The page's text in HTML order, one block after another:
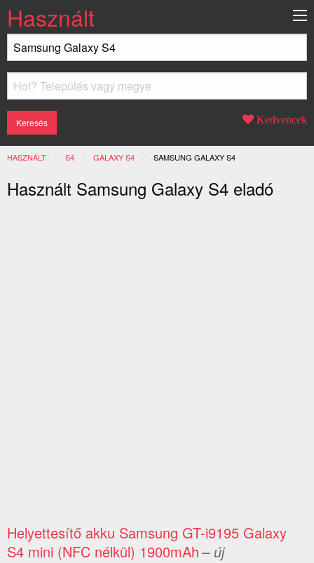
Használt
Kedvencek
HASZNÁLT S4 GALAXY S4 JELENLEGI:
SAMSUNG GALAXY S4
Használt Samsung Galaxy S4 eladó
Helyettesítő akku Samsung GT-i9195 Galaxy
S4 mini (NFC nélkül) 1900mAh– új